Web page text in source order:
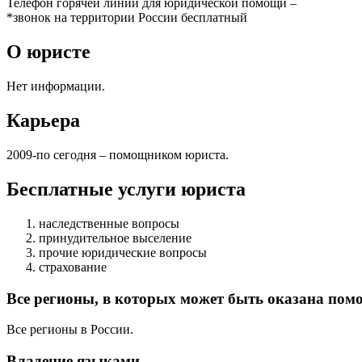
Телефон горячей линии для юридической помощи –
*звонок на территории России бесплатный
О юристе
Нет информации.
Карьера
2009-по сегодня – помощником юриста.
Бесплатные услуги юриста
наследственные вопросы
принудительное выселение
прочие юридические вопросы
страхование
Все регионы, в которых может быть оказана
Все регионы в России.